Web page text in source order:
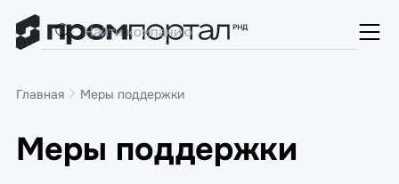
Главная Меры поддержки
Меры поддержки